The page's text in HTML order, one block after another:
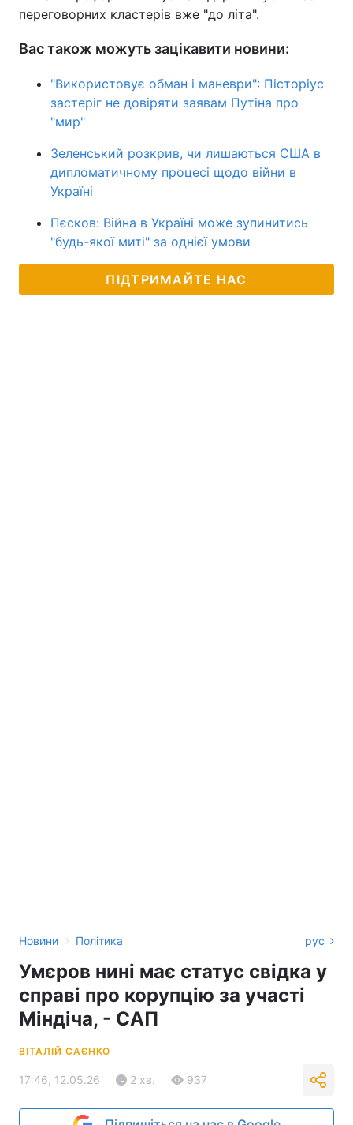
переговорних кластерів вже "до літа".
Вас також можуть зацікавити новини:
"Використовує обман і маневри": Пісторіус
застеріг не довіряти заявам Путіна про
"мир"
Зеленський розкрив, чи лишаються США в
дипломатичному процесі щодо війни в
Україні
Пєсков: Війна в Україні може зупинитись
"будь-якої миті" за однієї умови
ПІДТРИМАЙТЕ НАС
Новини › Політика рус
Умєров нині має статус свідка у
справі про корупцію за участі
Міндіча, - САП
ВІТАЛІЙ САЄНКО
17:46, 12.05.26 2 хв. 937